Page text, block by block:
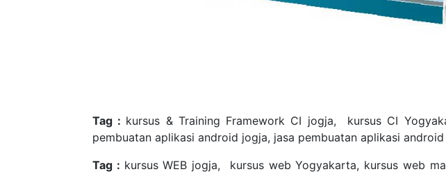
Tag : kursus & Training Framework CI jogja, kursus CI
pembuatan aplikasi android jogja, jasa pembuatan aplikasi
Tag : kursus WEB jogja, kursus web Yogyakarta, kursus web